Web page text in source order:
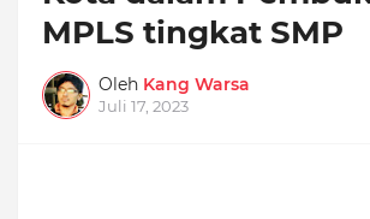
MPLS tingkat SMP
Oleh Kang Warsa
Juli 17, 2023